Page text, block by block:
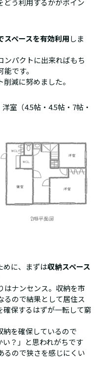
スペースを有効利用しま
ンパクトに出来ればもち
です。
減に努めました。
室（4.5帖・4.5帖・7帖・
めに、まずは収納スペース
はナンセンス。収納を市
るので結果として居住ス
確保するはずが一転して窮
納を確保しているので
い？」と思われがちです
るので狭さを感じにくい